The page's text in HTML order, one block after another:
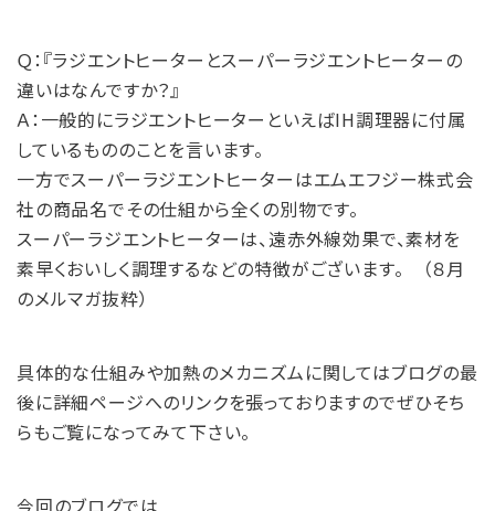
Ｑ：『ラジエントヒーターとスーパーラジエントヒーターの
違いはなんですか？』
Ａ：一般的にラジエントヒーターといえばIH調理器に付属
しているもののことを言います。
一方でスーパーラジエントヒーターはエムエフジー株式会
社の商品名でその仕組から全くの別物です。
スーパーラジエントヒーターは、遠赤外線効果で、素材を
素早くおいしく調理するなどの特徴がございます。 （８月
のメルマガ抜粋）
具体的な仕組みや加熱のメカニズムに関してはブログの最
後に詳細ページへのリンクを張っておりますのでぜひそち
らもご覧になってみて下さい。
今回のブログでは